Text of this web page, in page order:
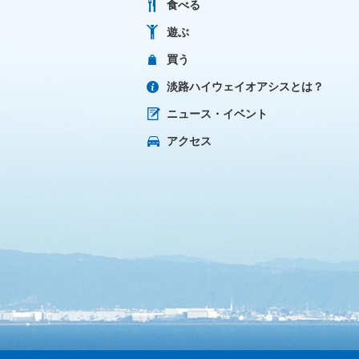
食べる
遊ぶ
買う
淡路ハイウェイオアシスとは？
ニュース・イベント
アクセス
GoogleMap